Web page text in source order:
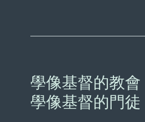
學像基督的教會
學像基督的門徒